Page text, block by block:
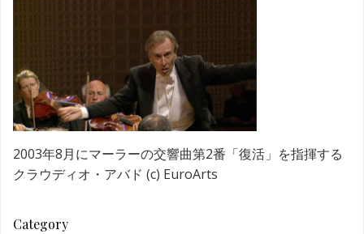
2003年8月にマーラーの交響曲第2番「復活」を指揮する
クラウディオ・アバド (c) EuroArts
Category